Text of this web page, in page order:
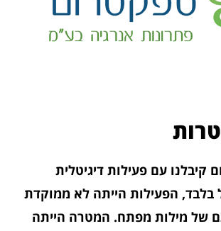
עם פעילות דיגיטלית
בלבד, הפעילות הייתה לא ממוקדת
של מילות מפתח. המטרה הייתה